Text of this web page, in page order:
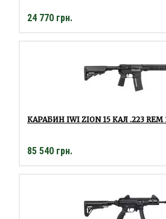
24 770 грн.
КАРАБИН IWI ZION 15 КАЛ .223 REM
85 540 грн.